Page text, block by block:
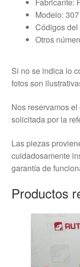
Modelo: 307
Códigos
Otros
Si no se indica lo
fotos son
Nos reservamos
solicitada por la
Las piezas
cuidadosamente
garantía de
Productos